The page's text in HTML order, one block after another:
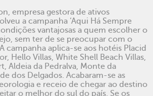
empresa gestora de ativos
a campanha ‘Aqui Há Sempre
vantajosas a quem escolher o
sem ter de se preocupar com o
campanha aplica-se aos hotéis Placid
Hello Villas, White Shell Beach Villas,
Aldeia da Pedralva, Monte da
dos Delgados. Acabaram-se as
e receio de chegar ao destino
o melhor do sul do país. Se os